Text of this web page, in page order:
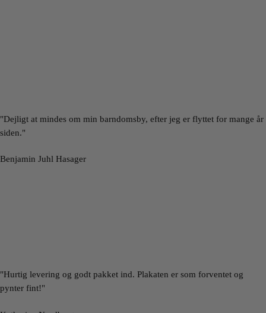
"Dejligt at mindes om min barndomsby, efter jeg er flyttet for mange år
siden."
Benjamin Juhl Hasager
"Hurtig levering og godt pakket ind. Plakaten er som forventet og
pynter fint!"